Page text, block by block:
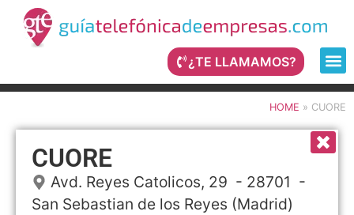
¿TE LLAMAMOS?
HOME » CUORE
CUORE
Avd. Reyes Catolicos, 29 - 28701 -
San Sebastian de los Reyes (Madrid)